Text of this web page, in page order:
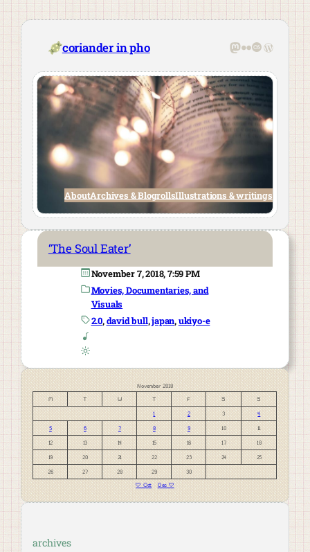
Skip
content
coriander in pho Mastodon
Flickr
Last.fm
AboutArchives & BlogrollsIllustrations & writings
‘The Soul Eater’
November 7, 2018, 7:59 PM
Movies, Documentaries, and
Visuals
2.0, david bull, japan, ukiyo-e
November 2018
M
T W T F S S
1 2 3 4
5 6 7 8 9 10 11
12 13 14 15 16 17 18
19 20 21 22 23 24 25
26 27 28 29
30
« Oct
Dec »
archives